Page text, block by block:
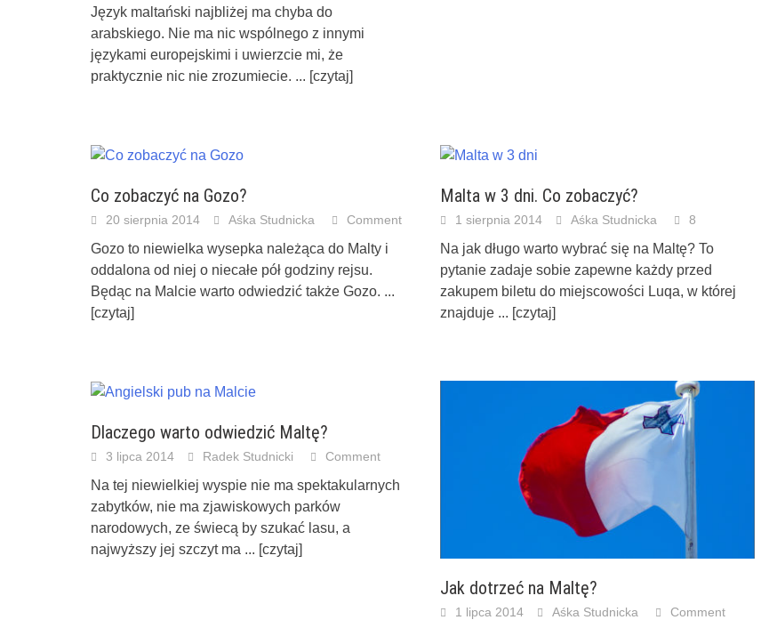
Język maltański najbliżej ma chyba do
arabskiego. Nie ma nic wspólnego z innymi
językami europejskimi i uwierzcie mi, że
praktycznie nic nie zrozumiecie. ... [czytaj]
Co zobaczyć na Gozo?
20 sierpnia 2014 Aśka Studnicka Comment
Gozo to niewielka wysepka należąca do Malty i
oddalona od niej o niecałe pół godziny rejsu.
Będąc na Malcie warto odwiedzić także Gozo. ...
[czytaj]
Malta w 3 dni. Co zobaczyć?
1 sierpnia 2014 Aśka Studnicka 8
Na jak długo warto wybrać się na Maltę? To
pytanie zadaje sobie zapewne każdy przed
zakupem biletu do miejscowości Luqa, w której
znajduje ... [czytaj]
Dlaczego warto odwiedzić Maltę?
3 lipca 2014 Radek Studnicki Comment
Na tej niewielkiej wyspie nie ma spektakularnych
zabytków, nie ma zjawiskowych parków
narodowych, ze świecą by szukać lasu, a
najwyższy jej szczyt ma ... [czytaj]
Jak dotrzeć na Maltę?
1 lipca 2014 Aśka Studnicka Comment